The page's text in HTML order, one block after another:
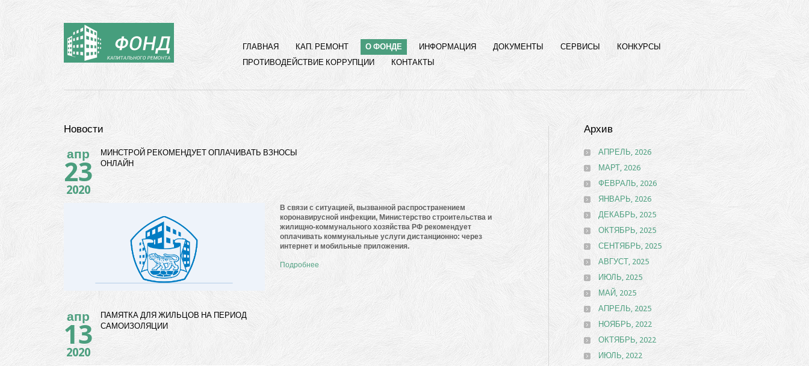
ГЛАВНАЯ КАП. РЕМОНТ О ФОНДЕ ИНФОРМАЦИЯ ДОКУМЕНТЫ СЕРВИСЫ
КОНКУРСЫ
ПРОТИВОДЕЙСТВИЕ КОРРУПЦИИ
КОНТАКТЫ
Новости
апр
23
2020
МИНСТРОЙ РЕКОМЕНДУЕТ ОПЛАЧИВАТЬ ВЗНОСЫ
ОНЛАЙН
В связи с ситуацией, вызванной распространением
коронавирусной инфекции, Министерство строительства и
жилищно-коммунального хозяйства РФ рекомендует
оплачивать коммунальные услуги дистанционно: через
интернет и мобильные приложения.
Подробнее
апр
13
2020
ПАМЯТКА ДЛЯ ЖИЛЬЦОВ НА ПЕРИОД
САМОИЗОЛЯЦИИ
Архив
АПРЕЛЬ, 2026
МАРТ, 2026
ФЕВРАЛЬ, 2026
ЯНВАРЬ, 2026
ДЕКАБРЬ, 2025
ОКТЯБРЬ, 2025
СЕНТЯБРЬ, 2025
АВГУСТ, 2025
ИЮЛЬ, 2025
МАЙ, 2025
АПРЕЛЬ, 2025
НОЯБРЬ, 2022
ОКТЯБРЬ, 2022
ИЮЛЬ, 2022